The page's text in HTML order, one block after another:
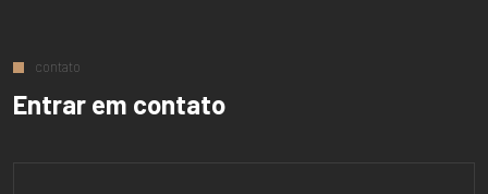
contato
Entrar em contato